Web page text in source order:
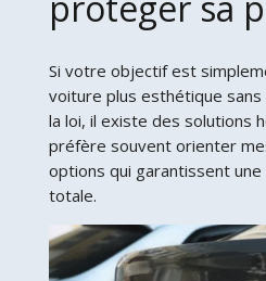
Si votre objectif est
voiture plus esthétique
la loi, il existe des solutions
préfère souvent orienter
options qui garantissent
totale.